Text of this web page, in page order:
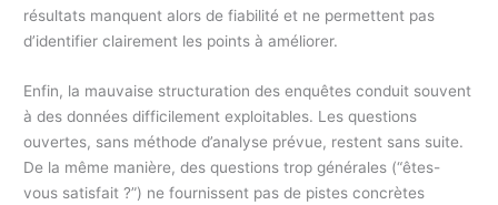
résultats manquent alors de fiabilité et ne permettent pas
d’identifier clairement les points à améliorer.
Enfin, la mauvaise structuration des enquêtes conduit souvent
à des données difficilement exploitables. Les questions
ouvertes, sans méthode d’analyse prévue, restent sans suite.
De la même manière, des questions trop générales (“êtes-
vous satisfait ?”) ne fournissent pas de pistes concrètes